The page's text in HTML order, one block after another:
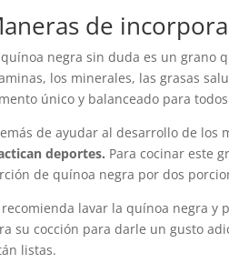
de
quínoa negra sin duda es un grano
los minerales, las grasas
único y balanceado para
de ayudar al desarrollo de los
deportes. Para cocinar este
de quínoa negra por dos
recomienda lavar la quínoa negra y
su cocción para darle un gusto
listas.